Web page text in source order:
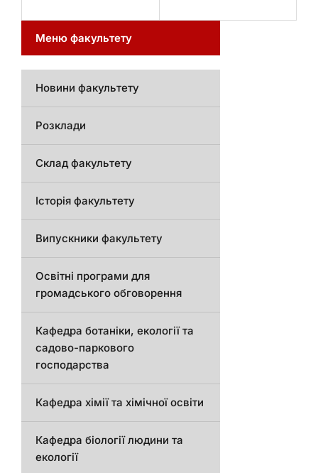
Меню факультету
Новини факультету
Розклади
Склад факультету
Історія факультету
Випускники факультету
Освітні програми для
громадського обговорення
Кафедра ботаніки, екології та
садово-паркового
господарства
Кафедра хімії та хімічної освіти
Кафедра біології людини та
екології